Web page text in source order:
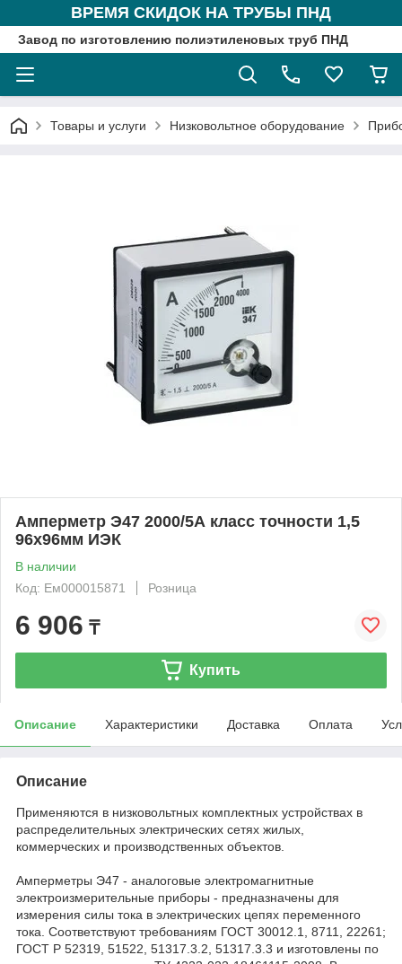
ВРЕМЯ СКИДОК НА ТРУБЫ ПНД
Завод по изготовлению полиэтиленовых труб ПНД
Товары и услуги Низковольтное оборудование
Амперметр Э47 2000/5А класс точности 1,5
96х96мм ИЭК
В наличии
Код: Ем000015871
Розница
6 906 ₸
Купить
Описание Характеристики Доставка Оплата
Описание
Применяются в низковольтных комплектных устройствах в
распределительных электрических сетях жилых,
коммерческих и производственных объектов.
Амперметры Э47 - аналоговые электромагнитные
электроизмерительные приборы - предназначены для
измерения силы тока в электрических цепях переменного
тока. Соответствуют требованиям ГОСТ 30012.1, 8711, 22261;
ГОСТ Р 52319, 51522, 51317.3.2, 51317.3.3 и изготовлены по